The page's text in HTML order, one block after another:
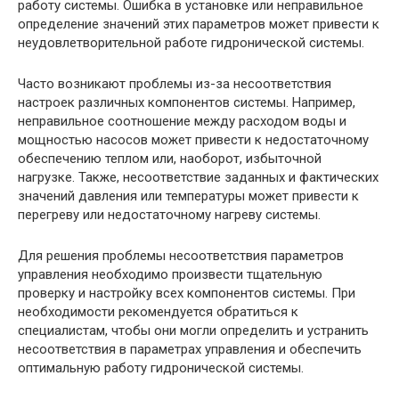
работу системы. Ошибка в установке или неправильное
определение значений этих параметров может привести к
неудовлетворительной работе гидронической системы.
Часто возникают проблемы из-за несоответствия
настроек различных компонентов системы. Например,
неправильное соотношение между расходом воды и
мощностью насосов может привести к недостаточному
обеспечению теплом или, наоборот, избыточной
нагрузке. Также, несоответствие заданных и фактических
значений давления или температуры может привести к
перегреву или недостаточному нагреву системы.
Для решения проблемы несоответствия параметров
управления необходимо произвести тщательную
проверку и настройку всех компонентов системы. При
необходимости рекомендуется обратиться к
специалистам, чтобы они могли определить и устранить
несоответствия в параметрах управления и обеспечить
оптимальную работу гидронической системы.